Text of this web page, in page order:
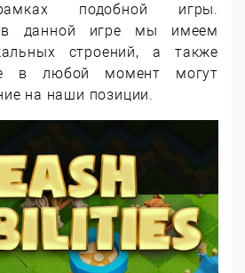
подобной игры.
в данной игре мы имеем
строений, а также
в любой момент могут
на наши позиции.